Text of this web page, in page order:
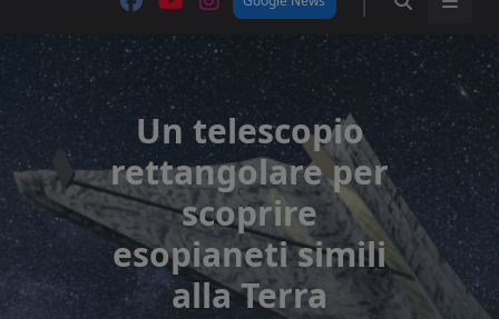
Un telescopio
rettangolare per
scoprire
esopianeti simili
alla Terra